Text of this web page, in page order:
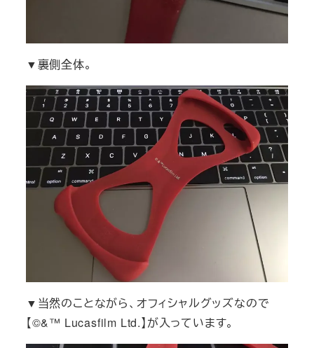
▼裏側全体。
▼当然のことながら、オフィシャルグッズなので
【©&™ Lucasfilm Ltd.】が入っています。